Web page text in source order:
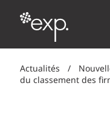
Actualités /
du classement des